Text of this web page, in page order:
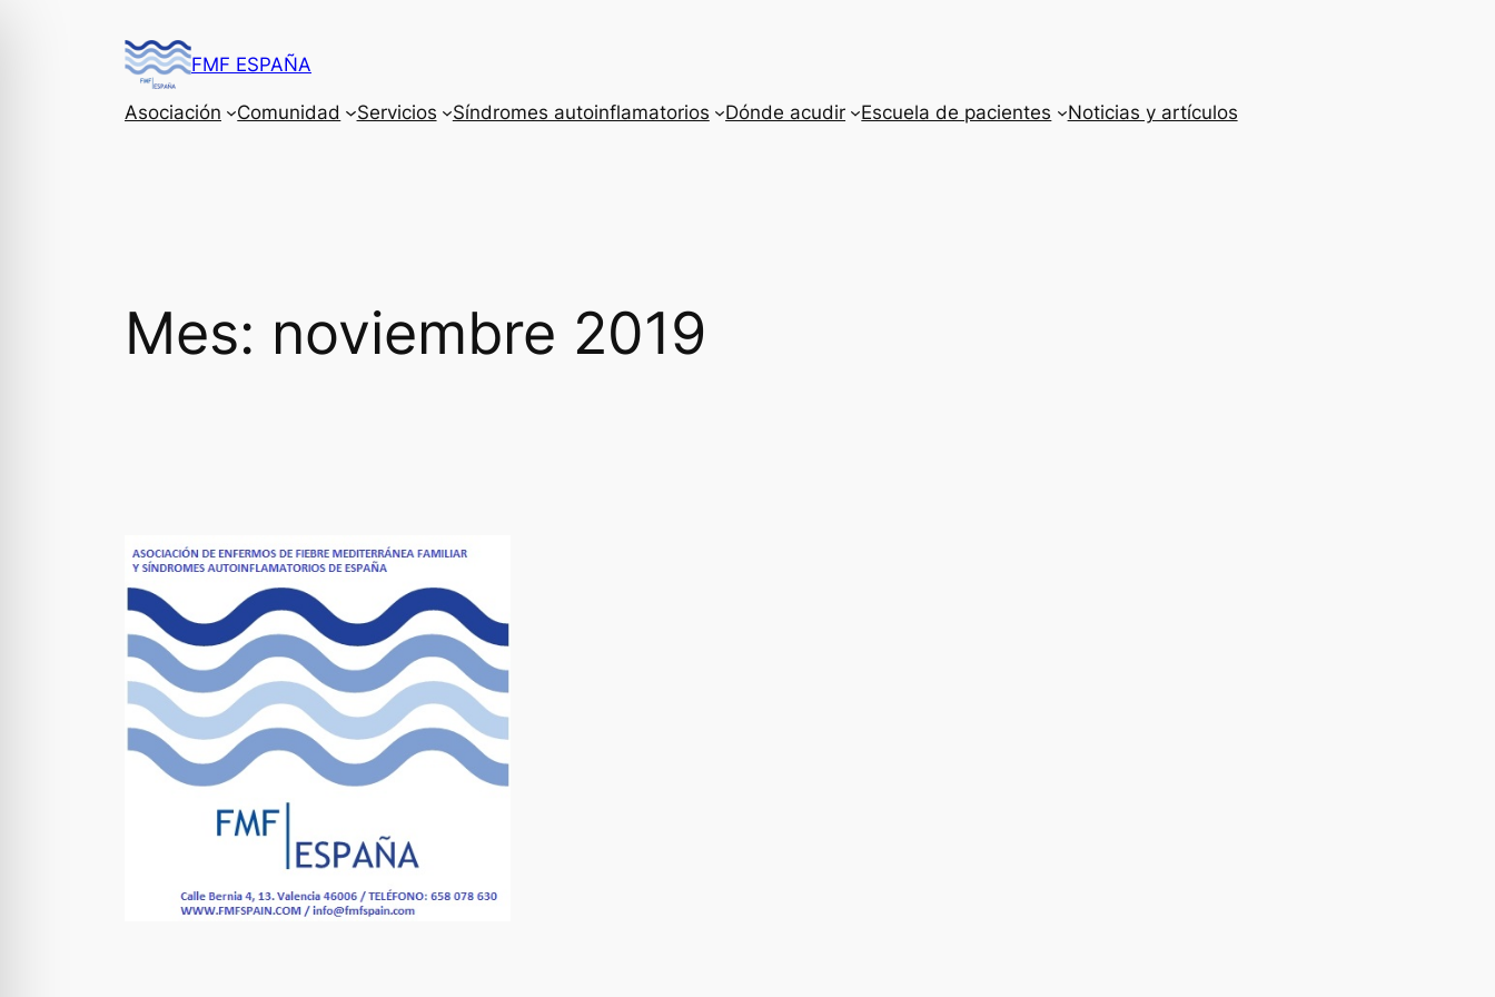
FMF ESPAÑA
Asociación Comunidad Servicios Síndromes autoinflamatorios Dónde acudir Escuela de pacientes Noticias y artículos
Mes: noviembre 2019